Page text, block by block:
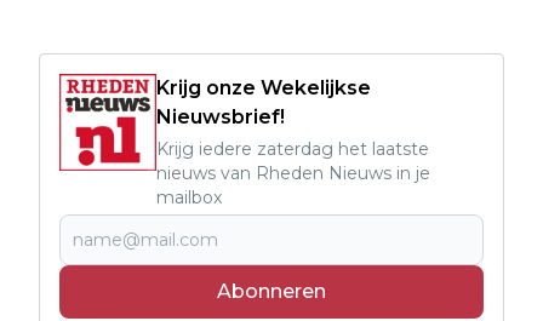
Krijg onze Wekelijkse
Nieuwsbrief!
Krijg iedere zaterdag het laatste
nieuws van Rheden Nieuws in je
mailbox
Abonneren